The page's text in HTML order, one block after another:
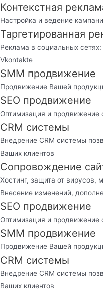
Контекстная
Настройка и ведение
Таргетированная
Реклама в социальных
Vkontakte
SMM продвижение
Продвижение Вашей
SEO продвижение
Оптимизация и продвижение
CRM системы
Внедрение CRM системы
Ваших клиентов
Сопровождение
Хостинг, защита от вирусов,
Внесение изменений,
SEO продвижение
Оптимизация и продвижение
SMM продвижение
Продвижение Вашей
CRM системы
Внедрение CRM системы
Ваших клиентов